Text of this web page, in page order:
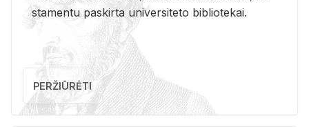
sta­men­tu pa­skir­ta uni­ver­si­te­to bi­b­lio­te­kai.
PERŽIŪRĖTI